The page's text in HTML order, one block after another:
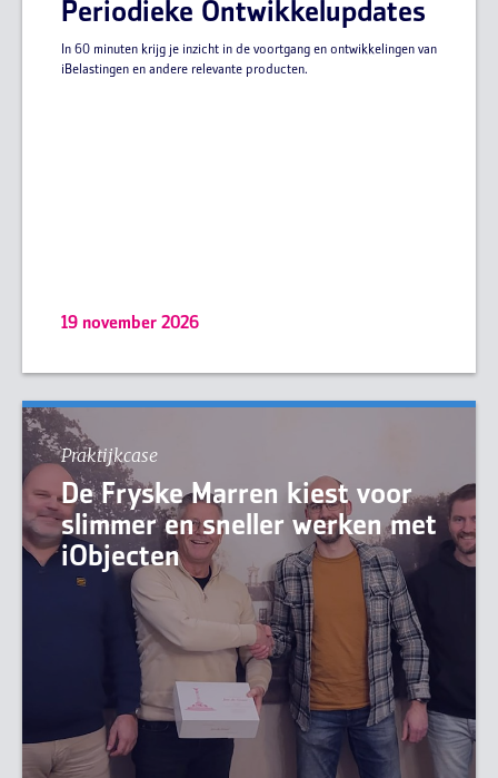
Periodieke Ontwikkelupdates
In 60 minuten krijg je inzicht in de voortgang en ontwikkelingen van
iBelastingen en andere relevante producten.
19 november 2026
Praktijkcase
De Fryske Marren kiest voor
slimmer en sneller werken met
iObjecten